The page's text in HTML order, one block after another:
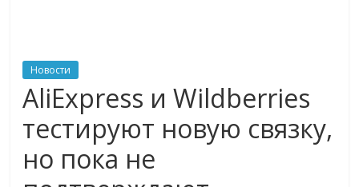
логистике,
технологиях,
соцсетях
Новости
AliExpress и Wildberries
тестируют новую связку,
но пока не